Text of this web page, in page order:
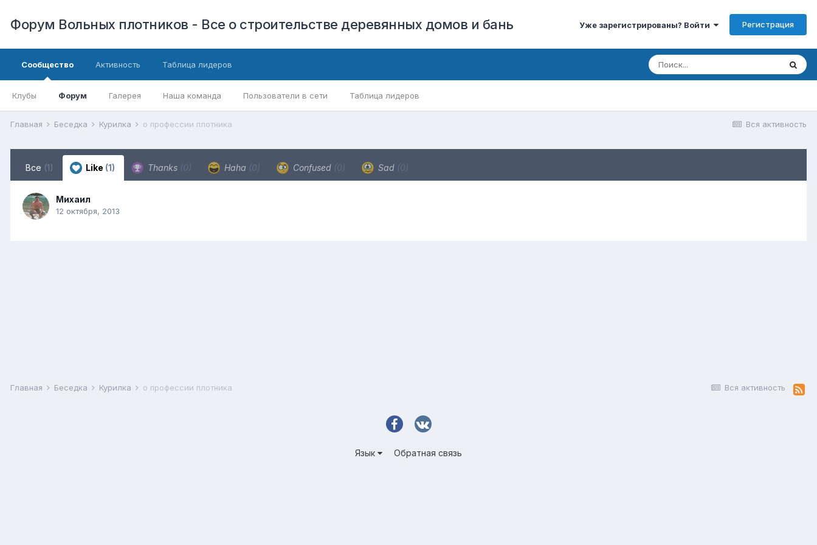
Форум Вольных плотников - Все о строительстве деревянных домов и бань Уже зарегистрированы? Войти Регистрация
Сообщество
Клубы Форум Галерея Наша команда Пользователи в сети Таблица лидеров
Активность Таблица лидеров
Вся активность
Главная Беседка Курилка о профессии плотника
Все (1) Like (1) Thanks (0) Haha (0) Confused (0) Sad (0)
Михаил
12 октября, 2013
Вся активность
Главная Беседка Курилка о профессии плотника
Язык Обратная связь